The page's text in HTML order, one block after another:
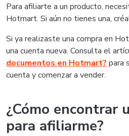
Para afiliarte a un producto,
Hotmart. Si aún no tienes una,
Si ya realizaste una compra en
una cuenta nueva. Consulta el
documentos en Hotmart? para
cuenta y comenzar a vender.
¿Cómo encontrar
para afiliarme?